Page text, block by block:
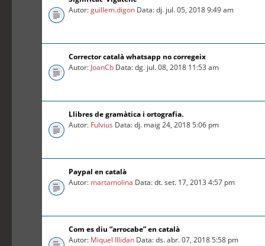
Autor:guillem.digon Data: dj. jul. 05, 2018 9:49 am
Corrector català whatsapp no corregeix
Autor: JoanCb Data: dg. jul. 08, 2018 11:53 am
Llibres de gramàtica i ortografia.
Autor: Fulvius Data: dj. maig 24, 2018 5:06 pm
Paypal en català
Autor: martamolina Data: dt. set. 17, 2013 4:57 pm
Com es diu “arrocabe” en català
Autor: Miquel Illidan Data: ds. abr. 07, 2018 5:58 pm